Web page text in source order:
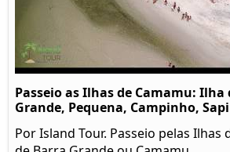
Passeio as Ilhas de Camamu: Ilha
Grande, Pequena, Campinho,
Por Island Tour. Passeio pelas Ilhas